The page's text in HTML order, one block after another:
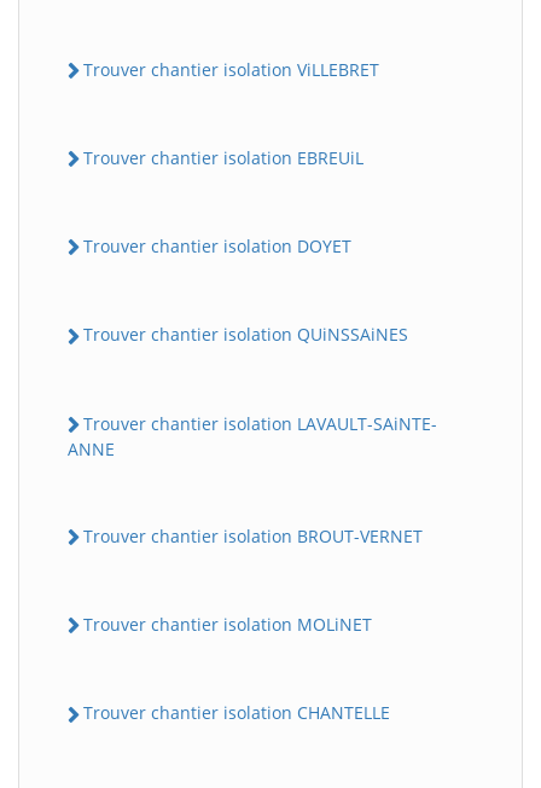
Trouver chantier isolation ViLLEBRET
Trouver chantier isolation EBREUiL
Trouver chantier isolation DOYET
Trouver chantier isolation QUiNSSAiNES
Trouver chantier isolation LAVAULT-SAiNTE-
ANNE
Trouver chantier isolation BROUT-VERNET
Trouver chantier isolation MOLiNET
Trouver chantier isolation CHANTELLE